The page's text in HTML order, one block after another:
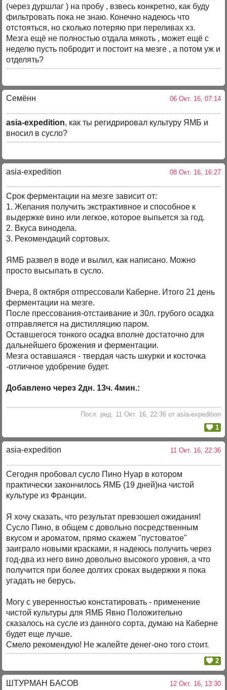
(через дуршлаг ) на пробу , взвесь конкретно, как буду
фильтровать пока не знаю. Конечно надеюсь что
отстояться, но сколько потеряю при переливах хз.
Мезга ещё не полностью отдала мякоть , может ещё с
неделю пусть побродит и постоит на мезге , а потом уж и
отделять?
Семённ 06 Окт. 16, 07:14
asia-expedition, как ты регидрировал культуру ЯМБ и
вносил в сусло?
asia-expedition 08 Окт. 16, 16:27
Срок ферментации на мезге зависит от:
1. Желания получить экстрактивное и способное к
выдержке вино или легкое, которое выпьется за год.
2. Вкуса винодела.
3. Рекомендаций сортовых.
ЯМБ развел в воде и вылил, как написано. Можно
просто высыпать в сусло.
Вчера, 8 октября отпрессовали Каберне. Итого 21 день
ферментации на мезге.
После прессования-отстаивание и 30л. грубого осадка
отправляется на дистилляцию паром.
Оставшегося тонкого осадка вполне достаточно для
дальнейшего брожения и ферментации.
Мезга оставшаяся - твердая часть шкурки и косточка
-отличное удобрение будет.
Добавлено через 2дн. 13ч. 4мин.:
Посл. ред. 11 Окт. 16, 22:36 от asia-expedition
1
asia-expedition 11 Окт. 16, 22:36
Сегодня пробовал сусло Пино Нуар в котором
практически закончилось ЯМБ (19 дней)на чистой
культуре из Франции.
Я хочу сказать, что результат превзошел ожидания!
Сусло Пино, в общем с довольно посредственным
вкусом и ароматом, прямо скажем "пустоватое"
заиграло новыми красками, я надеюсь получить через
год-два из него вино довольно высокого уровня, а что
получится при более долгих сроках выдержки я пока
угадать не берусь.
Могу с уверенностью констатировать - применение
чистой культуры для ЯМБ Явно Положительно
сказалось на сусле из данного сорта, думаю на Каберне
будет еще лучше.
Смело рекомендую! Не жалейте денег-оно того стоит.
2
ШТУРМАН БАСОВ 12 Окт. 16, 13:30